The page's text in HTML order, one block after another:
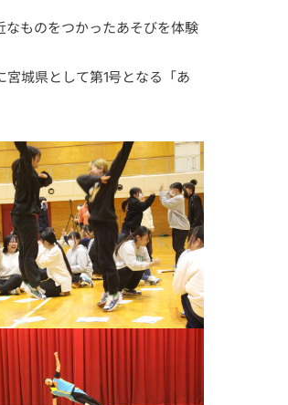
ものをつかったあそびを体験
城県として第1号となる「あ